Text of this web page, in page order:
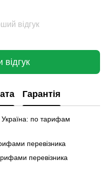
відгук
відгук
Гарантія
Україна: по тарифам
перевізника
перевізника